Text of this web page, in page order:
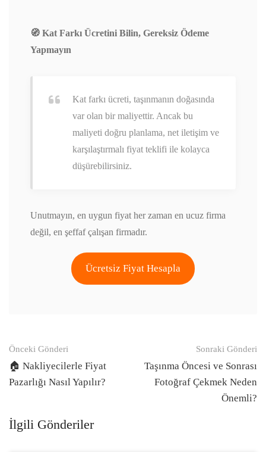
🧭 Kat Farkı Ücretini Bilin, Gereksiz Ödeme
Yapmayın
Kat farkı ücreti, taşınmanın doğasında
var olan bir maliyettir. Ancak bu
maliyeti doğru planlama, net iletişim ve
karşılaştırmalı fiyat teklifi ile kolayca
düşürebilirsiniz.
Unutmayın, en uygun fiyat her zaman en ucuz firma
değil, en şeffaf çalışan firmadır.
Ücretsiz Fiyat Hesapla
Gönderi
navigasyonu
Önceki Gönderi
🏠 Nakliyecilerle Fiyat
Pazarlığı Nasıl Yapılır?
Sonraki Gönderi
Taşınma Öncesi ve Sonrası
Fotoğraf Çekmek Neden
Önemli?
İlgili Gönderiler